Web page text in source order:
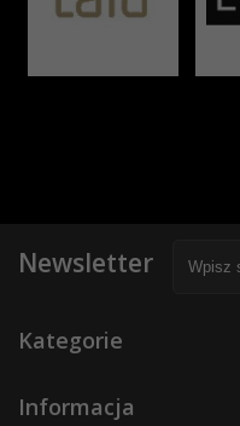
Newsletter
Kategorie
Informacja